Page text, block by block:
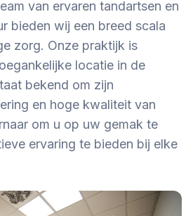
van ervaren tandartsen en
bieden wij een breed scala
zorg. Onze praktijk is
locatie in de
bekend om zijn
en hoge kwaliteit van
om u op uw gemak te
ervaring te bieden bij elke